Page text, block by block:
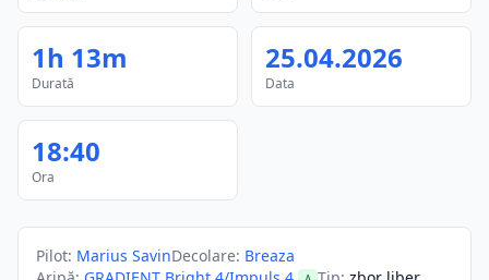
1h 13m
Durată
25.04.2026
Data
18:40
Ora
Pilot: Marius SavinDecolare: Breaza